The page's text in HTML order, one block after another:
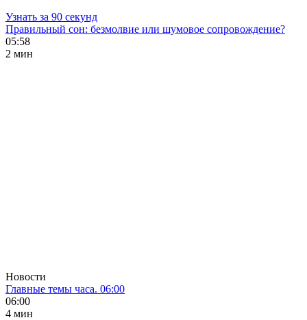
Узнать за 90 секунд
Правильный сон: безмолвие или шумовое сопровождение?
05:58
2 мин
Новости
Главные темы часа. 06:00
06:00
4 мин